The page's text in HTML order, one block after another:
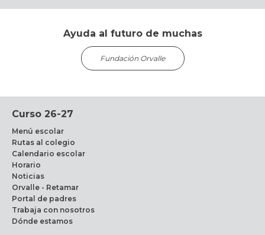
Ayuda al futuro de muchas
Fundación Orvalle
Curso 26-27
Menú escolar
Rutas al colegio
Calendario escolar
Horario
Noticias
Orvalle - Retamar
Portal de padres
Trabaja con nosotros
Dónde estamos